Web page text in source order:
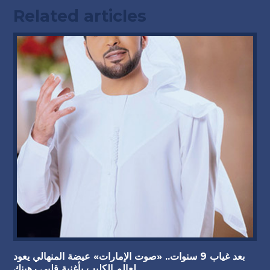
Related articles
بعد غياب 9 سنوات.. «صوت الإمارات» عيضة المنهالي يعود